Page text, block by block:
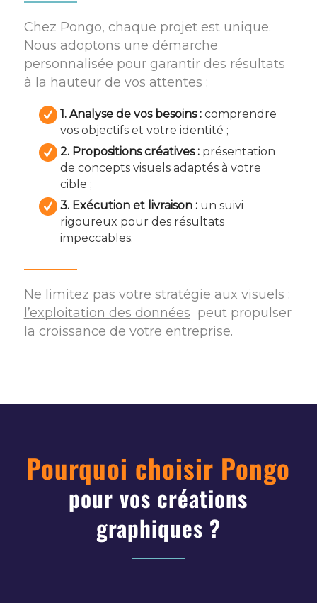
Chez Pongo, chaque projet est unique.
Nous adoptons une démarche
personnalisée pour garantir des résultats
à la hauteur de vos attentes :
1. Analyse de vos besoins : comprendre
vos objectifs et votre identité ;
2. Propositions créatives : présentation
de concepts visuels adaptés à votre
cible ;
3. Exécution et livraison : un suivi
rigoureux pour des résultats
impeccables.
Ne limitez pas votre stratégie aux visuels :
l’exploitation des données peut propulser
la croissance de votre entreprise.
Pourquoi choisir Pongo
pour vos créations
graphiques ?